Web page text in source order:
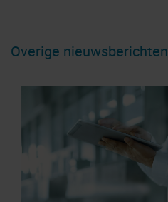
Overige nieuwsberichten